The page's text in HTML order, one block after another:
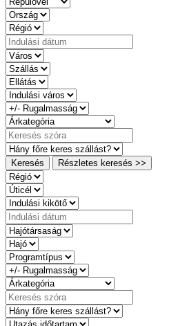
Keresés Részletes keresés >>